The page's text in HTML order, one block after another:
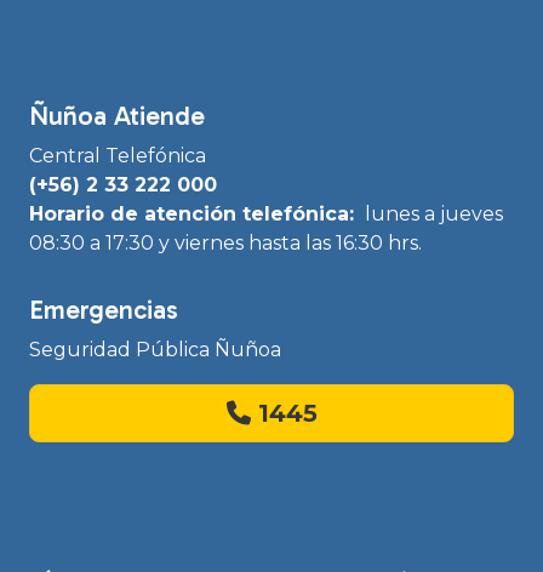
Ñuñoa Atiende
Central Telefónica
(+56) 2 33 222 000
Horario de atención telefónica:
lunes a jueves
08:30 a 17:30 y viernes hasta las 16:30 hrs.
Emergencias
Seguridad Pública Ñuñoa
1445